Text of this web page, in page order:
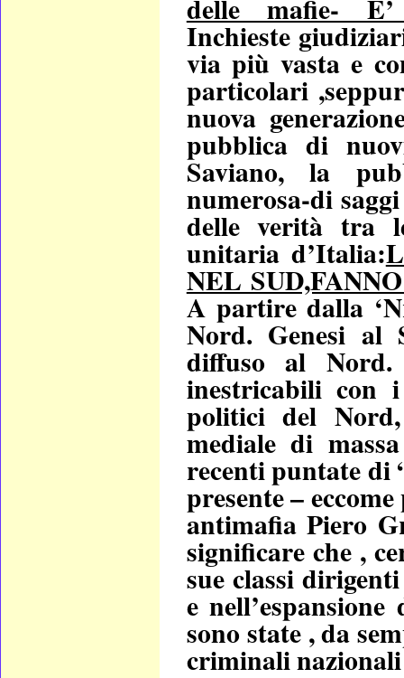
delle mafie-
Inchieste
via più vasta e
particolari
nuova
pubblica di
Saviano, la
numerosa-di
delle verità tra
unitaria d’Italia:
NEL
A partire dalla
Nord. Genesi al
diffuso al
inestricabili con
politici del
mediale di
recenti puntate di
presente –
antimafia Piero
significare che ,
sue classi dirigenti
e
sono state , da
criminali